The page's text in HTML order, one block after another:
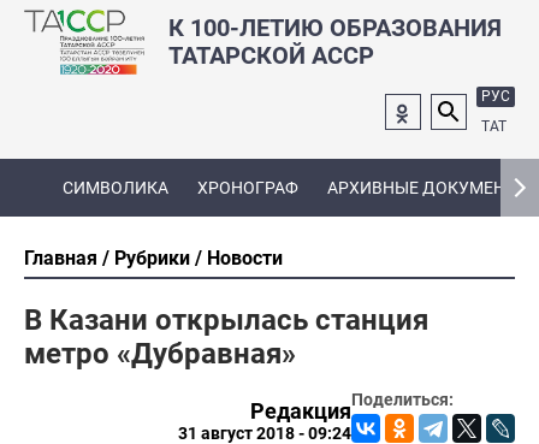
К 100-ЛЕТИЮ ОБРАЗОВАНИЯ
ТАТАРСКОЙ АССР
РУС
ТАТ
СИМВОЛИКА ХРОНОГРАФ АРХИВНЫЕ ДОКУМЕНТЫ
Главная Рубрики Новости
В Казани открылась станция
метро «Дубравная»
Поделиться:
Редакция
31 август 2018 - 09:24